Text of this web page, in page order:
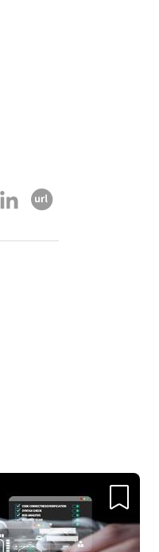
링크드인 URL 복사하기